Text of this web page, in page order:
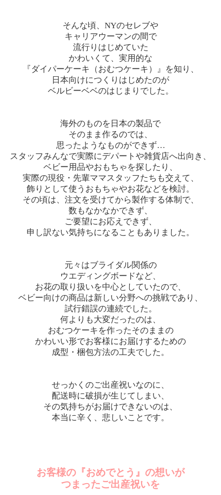
そんな頃、NYのセレブや
キャリアウーマンの間で
流行りはじめていた
かわいくて、実用的な
『ダイパーケーキ（おむつケーキ）』を知り、
日本向けにつくりはじめたのが
ベルビーベベのはじまりでした。
海外のものを日本の製品で
そのまま作るのでは、
思ったようなものができず…
スタッフみんなで実際にデパートや雑貨店へ出向き、
ベビー用品やおもちゃを探したり、
実際の現役・先輩ママスタッフたちも交えて、
飾りとして使うおもちゃやお花などを検討。
その頃は、注文を受けてから製作する体制で、
数もなかなかできず、
ご要望にお応えできず、
申し訳ない気持ちになることもありました。
元々はブライダル関係の
ウエディングボードなど、
お花の取り扱いを中心としていたので、
ベビー向けの商品は新しい分野への挑戦であり、
試行錯誤の連続でした。
何よりも大変だったのは、
おむつケーキを作ったそのままの
かわいい形でお客様にお届けするための
成型・梱包方法の工夫でした。
せっかくのご出産祝いなのに、
配送時に破損が生じてしまい、
その気持ちがお届けできないのは、
本当に辛く、悲しいことです。
お客様の『おめでとう』の想いが
つまったご出産祝いを